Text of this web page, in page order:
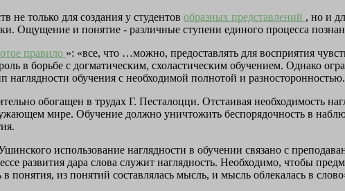
не только для создания у студентов образных представлений , но и
Ощущение и понятие - различные ступени единого процесса
правило »: «все, что …можно, предоставлять для восприятия
в борьбе с догматическим, схоластическим обучением. Однако
наглядности обучения с необходимой полнотой и разносторонностью.
обогащен в трудах Г. Песталоцци. Отстаивая необходимость
мире. Обучение должно уничтожить беспорядочность в
использование наглядности в обучении связано с
развития дара слова служит наглядность. Необходимо, чтобы
понятия, из понятий составлялась мысль, и мысль облекалась в